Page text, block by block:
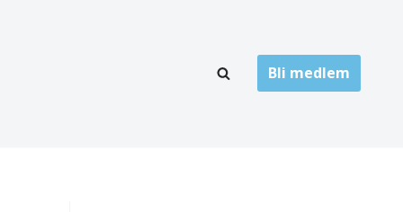
Bli medlem